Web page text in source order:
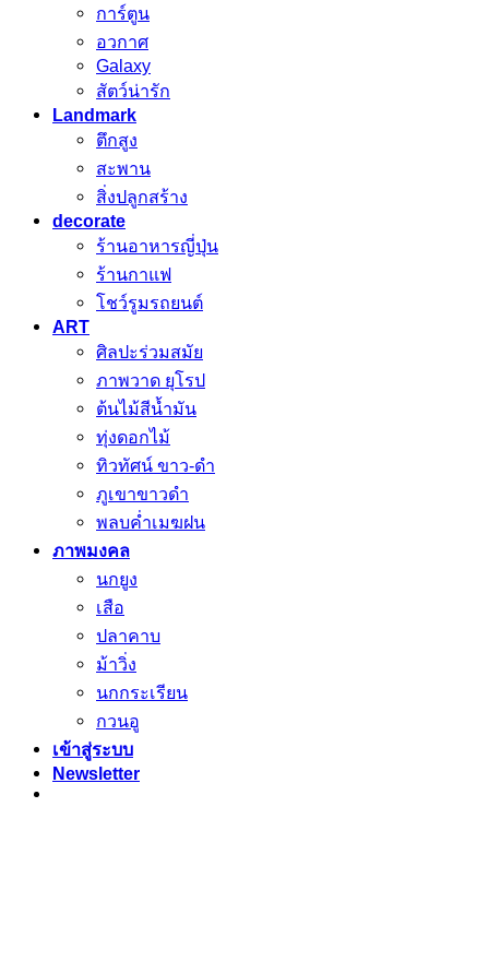
การ์ตูน
อวกาศ
Galaxy
สัตว์น่ารัก
Landmark
ตึกสูง
สะพาน
สิ่งปลูกสร้าง
decorate
ร้านอาหารญี่ปุ่น
ร้านกาแฟ
โชว์รูมรถยนต์
ART
ศิลปะร่วมสมัย
ภาพวาด ยุโรป
ต้นไม้สีน้ำมัน
ทุ่งดอกไม้
ทิวทัศน์ ขาว-ดำ
ภูเขาขาวดำ
พลบค่ำเมฆฝน
ภาพมงคล
นกยูง
เสือ
ปลาคาบ
ม้าวิ่ง
นกกระเรียน
กวนอู
เข้าสู่ระบบ
Newsletter